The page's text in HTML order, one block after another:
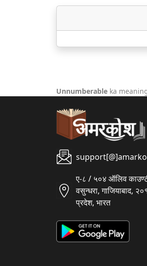
Unnumberable ka
ए-८ / ५०४ ऑलिव
वसुन्धरा, गाजियाबाद,
प्रदेश, भारत